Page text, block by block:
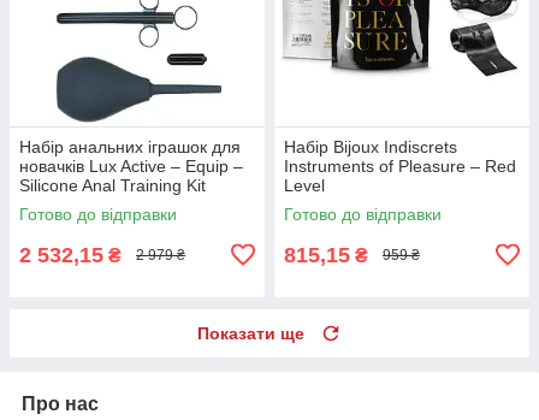
Набір анальних іграшок для
новачків Lux Active – Equip –
Silicone Anal Training Kit
Готово до відправки
2 532,15 ₴ 2 979 ₴
Набір Bijoux Indiscrets
Instruments of Pleasure – Red
Level
Готово до відправки
815,15 ₴ 959 ₴
Показати ще
Про нас